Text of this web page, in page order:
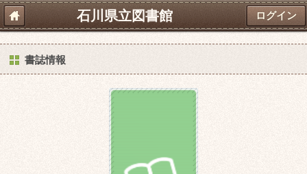
石川県立図書館 ログイン
書誌情報